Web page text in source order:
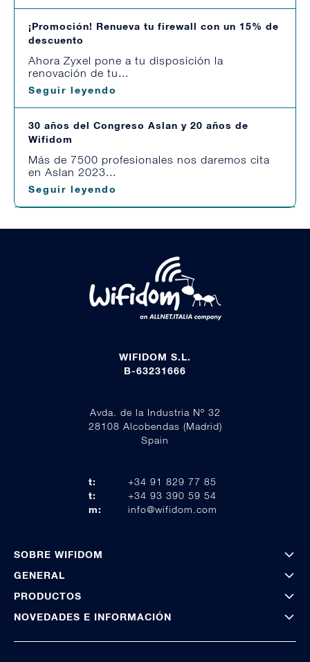
¡Promoción! Renueva tu firewall con un 15% de
descuento
Ahora Zyxel pone a tu disposición la
renovación de tu...
Seguir leyendo
30 años del Congreso Aslan y 20 años de
Wifidom
Más de 7500 profesionales nos daremos cita
en Aslan 2023...
Seguir leyendo
WIFIDOM S.L.
B-63231666
Avda. de la Industria Nº 32
28108 Alcobendas (Madrid)
Spain
t:
+34 91 829 77 85
t:
+34 93 390 59 54
m:
info@wifidom.com
SOBRE WIFIDOM
GENERAL
PRODUCTOS
NOVEDADES E INFORMACIÓN